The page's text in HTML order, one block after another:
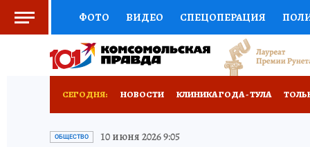
ФОТО ВИДЕО СПЕЦОПЕРАЦИЯ
СОЦПОДДЕРЖКА НАУКА СПОРТ
СЕГОДНЯ: НОВОСТИ КЛИНИКА ГОДА - ТУЛА
ЗАПОВЕДНАЯ РОССИЯ
ОБЩЕСТВО 10 июня 2026 9:05